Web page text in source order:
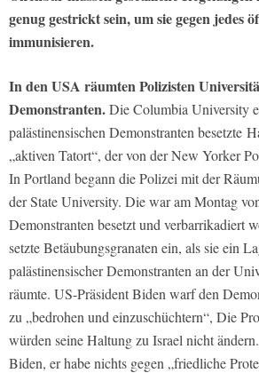
genug gestrickt sein, um sie gegen jedes
immunisieren.
In den USA räumten Polizisten
Demonstranten.Die Columbia University
palästinensischen Demonstranten besetzte
„aktiven Tatort“, der von der New Yorker
In Portland begann die Polizei mit der
der State University. Die war am Montag
Demonstranten besetzt und verbarrikadiert
setzte Betäubungsgranaten ein, als sie ein
palästinensischer Demonstranten an der
räumte. US-Präsident Biden warf den
zu „bedrohen und einzuschüchtern“, Die
würden seine Haltung zu Israel nicht
Biden, er habe nichts gegen „friedliche